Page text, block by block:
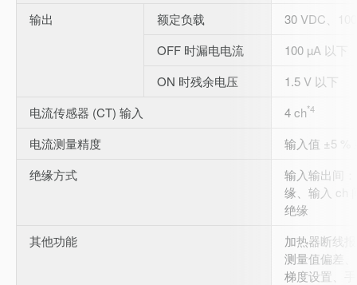
输出 额定负载
30 VDC、
OFF 时漏电电流
100 µA 以下
ON 时残余电压
1.5 V 以下
电流传感器 (CT) 输入
4 ch*4
电流测量精度
输入值 ±5 %
绝缘方式
输入输出间
缘、输入 ch
绝缘
其他功能
加热器断线
测量值偏差
梯度设置、